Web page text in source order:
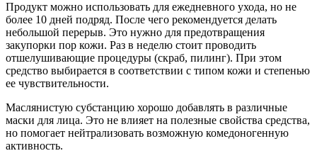
Продукт можно использовать для ежедневного ухода, но не
более 10 дней подряд. После чего рекомендуется делать
небольшой перерыв. Это нужно для предотвращения
закупорки пор кожи. Раз в неделю стоит проводить
отшелушивающие процедуры (скраб, пилинг). При этом
средство выбирается в соответствии с типом кожи и степенью
ее чувствительности.
Маслянистую субстанцию хорошо добавлять в различные
маски для лица. Это не влияет на полезные свойства средства,
но помогает нейтрализовать возможную комедоногенную
активность.